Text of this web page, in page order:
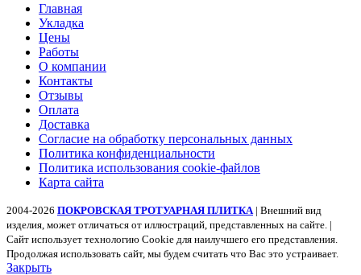
Главная
Укладка
Цены
Работы
О компании
Контакты
Отзывы
Оплата
Доставка
Согласие на обработку персональных данных
Политика конфиденциальности
Политика использования cookie-файлов
Карта сайта
2004-2026 ПОКРОВСКАЯ ТРОТУАРНАЯ ПЛИТКА | Внешний вид
изделия, может отличаться от иллюстраций, представленных на сайте. |
Сайт использует технологию Cookie для наилучшего его представления.
Продолжая использовать сайт, мы будем считать что Вас это устраивает.
Закрыть